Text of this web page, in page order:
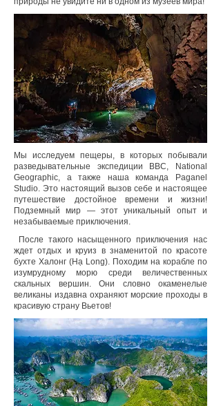
Мы исследуем пещеры, в которых побывали
разведывательные экспедиции BBC, National
Geographic, а также наша команда Paganel
Studio. Это настоящий вызов себе и настоящее
путешествие достойное времени и жизни!
Подземный мир — этот уникальный опыт и
незабываемые приключения.
После такого насыщенного приключения нас
ждет отдых и круиз в знаменитой по красоте
бухте Халонг (Hạ Long). Походим на корабле по
изумрудному морю среди величественных
скальных вершин. Они словно окаменелые
великаны издавна охраняют морские проходы в
красивую страну Вьетов!